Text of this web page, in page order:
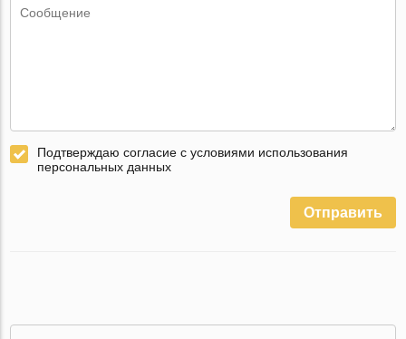
Подтверждаю согласие с условиями использования
персональных данных
Отправить